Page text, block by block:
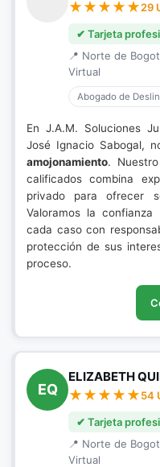
29
✔ Tarjeta
📍 Norte de
Virtual
Abogado de
En J.A.M. Soluciones
José Ignacio Sabogal,
amojonamiento.
calificados combina
privado para ofrecer
Valoramos la
cada caso con
protección de sus
proceso.
EQ
ELIZABETH
54
✔ Tarjeta
📍 Norte de
Virtual